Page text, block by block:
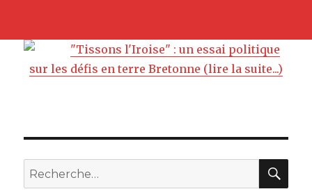
"Tissons l'Iroise" : un essai politique
sur les défis en terre Bretonne (lire la suite...)
Recherche
pour